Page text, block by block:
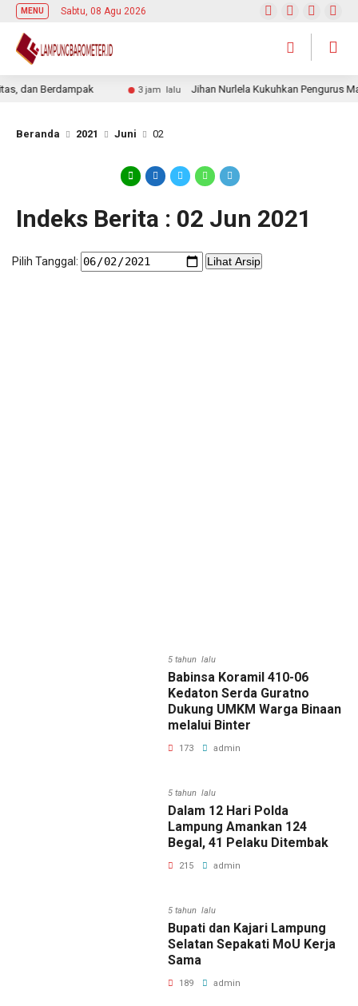
MENU Sabtu, 08 Agu 2026
dan Berdampak 3 jam lalu Jihan Nurlela Kukuhkan Pengurus
Beranda 2021 Juni 02
Indeks Berita : 02 Jun 2021
Pilih Tanggal: Lihat Arsip
5 tahun lalu
Babinsa Koramil 410-06
Kedaton Serda Guratno
Dukung UMKM Warga Binaan
melalui Binter
173 admin
5 tahun lalu
Dalam 12 Hari Polda
Lampung Amankan 124
Begal, 41 Pelaku Ditembak
215 admin
5 tahun lalu
Bupati dan Kajari Lampung
Selatan Sepakati MoU Kerja
Sama
189 admin